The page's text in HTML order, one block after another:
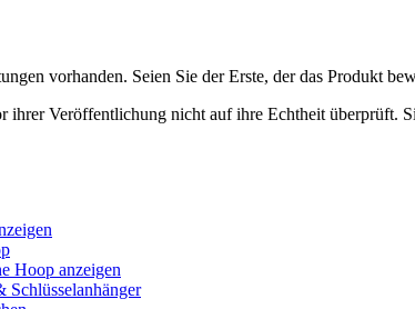
vorhanden. Seien Sie der Erste, der das Produkt
Veröffentlichung nicht auf ihre Echtheit überprüft.
Hoop anzeigen
Schlüsselanhänger